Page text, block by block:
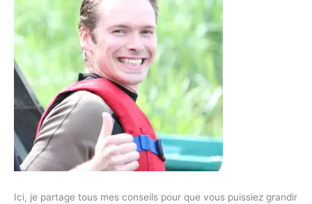
Ici, je partage tous mes conseils pour que vous puissiez grandir